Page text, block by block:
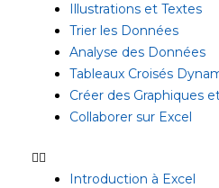
Illustrations et Textes
Trier les Données
Analyse des Données
Tableaux Croisés
Créer des Graphiques
Collaborer sur Excel
Introduction à Excel